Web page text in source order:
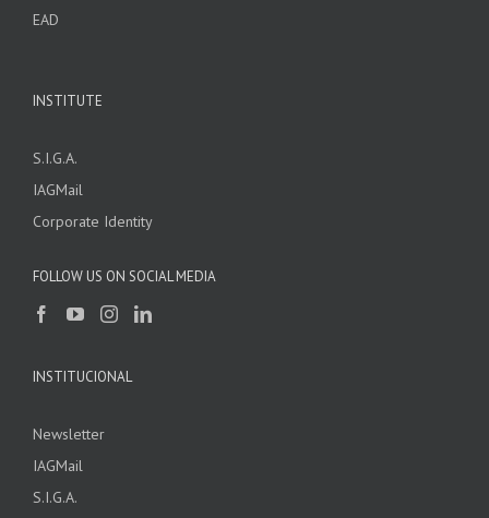
EAD
INSTITUTE
S.I.G.A.
IAGMail
Corporate Identity
FOLLOW US ON SOCIAL MEDIA
INSTITUCIONAL
Newsletter
IAGMail
S.I.G.A.